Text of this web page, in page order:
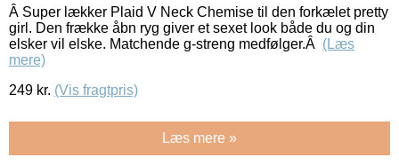
Â Super lækker Plaid V Neck Chemise til den forkælet pretty
girl. Den frække åbn ryg giver et sexet look både du og din
elsker vil elske. Matchende g-streng medfølger.Â (Læs
mere)
249 kr. (Vis fragtpris)
Læs mere »